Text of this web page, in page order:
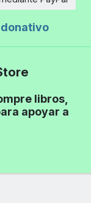
libros,
apoyar a